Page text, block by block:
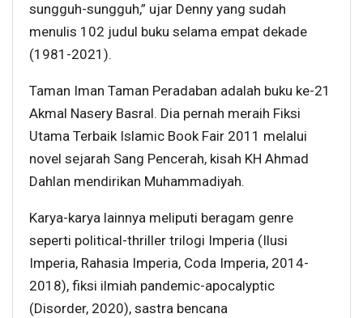
sungguh-sungguh,” ujar Denny yang sudah
menulis 102 judul buku selama empat dekade
(1981-2021).
Taman Iman Taman Peradaban adalah buku ke-21
Akmal Nasery Basral. Dia pernah meraih Fiksi
Utama Terbaik Islamic Book Fair 2011 melalui
novel sejarah Sang Pencerah, kisah KH Ahmad
Dahlan mendirikan Muhammadiyah.
Karya-karya lainnya meliputi beragam genre
seperti political-thriller trilogi Imperia (Ilusi
Imperia, Rahasia Imperia, Coda Imperia, 2014-
2018), fiksi ilmiah pandemic-apocalyptic
(Disorder, 2020), sastra bencana